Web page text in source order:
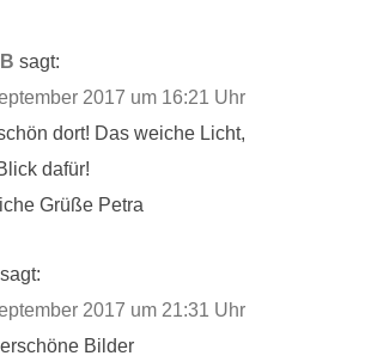
sagt:
2017 um 16:21 Uhr
dort! Das weiche Licht,
dafür!
Grüße Petra
sagt:
2017 um 21:31 Uhr
Bilder